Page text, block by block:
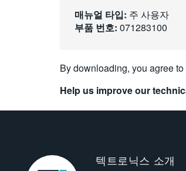
매뉴얼 타입: 주 사용자
부품 번호: 071283100
By downloading, you agree
Help us improve our
텍트로닉스 소개